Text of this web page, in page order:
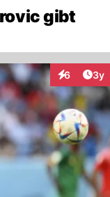
gibt
6 3y